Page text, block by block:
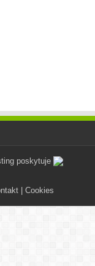
poskytuje
Cookies